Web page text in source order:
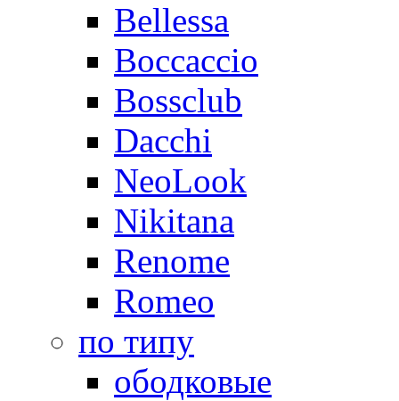
Bellessa
Boccaccio
Bossclub
Dacchi
NeoLook
Nikitana
Renome
Romeo
по типу
ободковые